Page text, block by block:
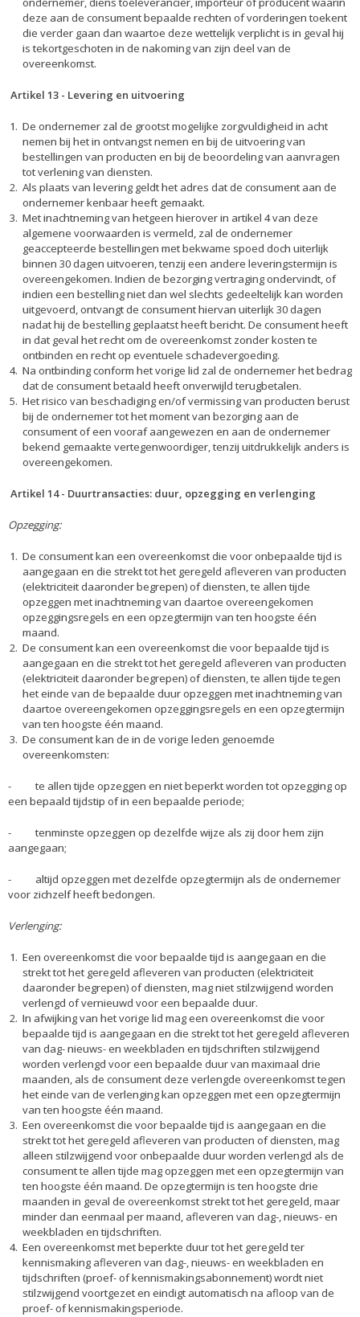
deze aan de consument bepaalde rechten of vorderingen toekent
die verder gaan dan waartoe deze wettelijk verplicht is in geval hij
is tekortgeschoten in de nakoming van zijn deel van de
overeenkomst.
Artikel 13 - Levering en uitvoering
De ondernemer zal de grootst mogelijke zorgvuldigheid in acht
nemen bij het in ontvangst nemen en bij de uitvoering van
bestellingen van producten en bij de beoordeling van aanvragen
tot verlening van diensten.
Als plaats van levering geldt het adres dat de consument aan de
ondernemer kenbaar heeft gemaakt.
Met inachtneming van hetgeen hierover in artikel 4 van deze
algemene voorwaarden is vermeld, zal de ondernemer
geaccepteerde bestellingen met bekwame spoed doch uiterlijk
binnen 30 dagen uitvoeren, tenzij een andere leveringstermijn is
overeengekomen. Indien de bezorging vertraging ondervindt, of
indien een bestelling niet dan wel slechts gedeeltelijk kan worden
uitgevoerd, ontvangt de consument hiervan uiterlijk 30 dagen
nadat hij de bestelling geplaatst heeft bericht. De consument heeft
in dat geval het recht om de overeenkomst zonder kosten te
ontbinden en recht op eventuele schadevergoeding.
Na ontbinding conform het vorige lid zal de ondernemer het bedrag
dat de consument betaald heeft onverwijld terugbetalen.
Het risico van beschadiging en/of vermissing van producten berust
bij de ondernemer tot het moment van bezorging aan de
consument of een vooraf aangewezen en aan de ondernemer
bekend gemaakte vertegenwoordiger, tenzij uitdrukkelijk anders is
overeengekomen.
Artikel 14- Duurtransacties: duur, opzegging en verlenging
Opzegging:
De consument kan een overeenkomst die voor onbepaalde tijd is
aangegaan en die strekt tot het geregeld afleveren van producten
(elektriciteit daaronder begrepen) of diensten, te allen tijde
opzeggen met inachtneming van daartoe overeengekomen
opzeggingsregels en een opzegtermijn van ten hoogste één
maand.
De consument kan een overeenkomst die voor bepaalde tijd is
aangegaan en die strekt tot het geregeld afleveren van producten
(elektriciteit daaronder begrepen) of diensten, te allen tijde tegen
het einde van de bepaalde duur opzeggen met inachtneming van
daartoe overeengekomen opzeggingsregels en een opzegtermijn
van ten hoogste één maand.
De consument kan de in de vorige leden genoemde
overeenkomsten:
- te allen tijde opzeggen en niet beperkt worden tot opzegging op
een bepaald tijdstip of in een bepaalde periode;
- tenminste opzeggen op dezelfde wijze als zij door hem zijn
aangegaan;
- altijd opzeggen met dezelfde opzegtermijn als de ondernemer
voor zichzelf heeft bedongen.
Verlenging:
Een overeenkomst die voor bepaalde tijd is aangegaan en die
strekt tot het geregeld afleveren van producten (elektriciteit
daaronder begrepen) of diensten, mag niet stilzwijgend worden
verlengd of vernieuwd voor een bepaalde duur.
In afwijking van het vorige lid mag een overeenkomst die voor
bepaalde tijd is aangegaan en die strekt tot het geregeld afleveren
van dag- nieuws- en weekbladen en tijdschriften stilzwijgend
worden verlengd voor een bepaalde duur van maximaal drie
maanden, als de consument deze verlengde overeenkomst tegen
het einde van de verlenging kan opzeggen met een opzegtermijn
van ten hoogste één maand.
Een overeenkomst die voor bepaalde tijd is aangegaan en die
strekt tot het geregeld afleveren van producten of diensten, mag
alleen stilzwijgend voor onbepaalde duur worden verlengd als de
consument te allen tijde mag opzeggen met een opzegtermijn van
ten hoogste één maand. De opzegtermijn is ten hoogste drie
maanden in geval de overeenkomst strekt tot het geregeld, maar
minder dan eenmaal per maand, afleveren van dag-, nieuws- en
weekbladen en tijdschriften.
Een overeenkomst met beperkte duur tot het geregeld ter
kennismaking afleveren van dag-, nieuws- en weekbladen en
tijdschriften (proef- of kennismakingsabonnement) wordt niet
stilzwijgend voortgezet en eindigt automatisch na afloop van de
proef- of kennismakingsperiode.